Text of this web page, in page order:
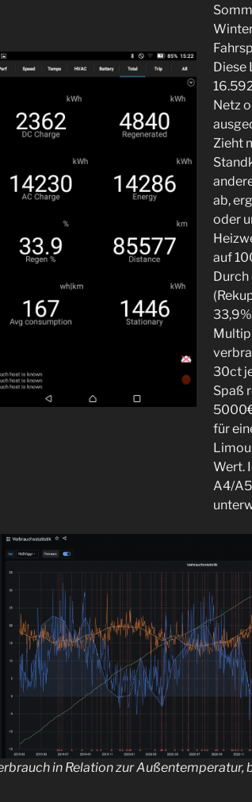
Diese
Netz
Zieht
ab,
oder
auf
30ct
Spaß
für
Wert.
A4/
in Relation zur Außentemperatur,